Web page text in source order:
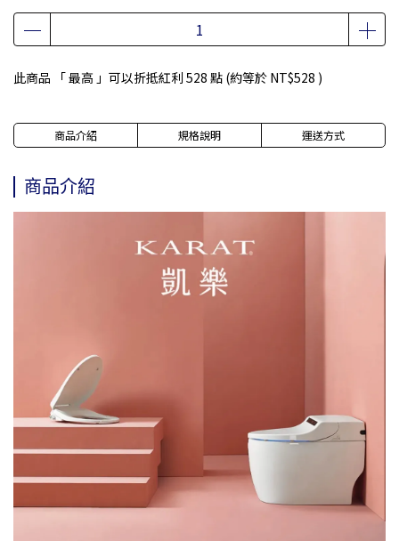
此商品 「 最高 」可以折抵紅利 528 點 (約等於 NT$528 )
商品介紹 規格說明 運送方式
商品介紹